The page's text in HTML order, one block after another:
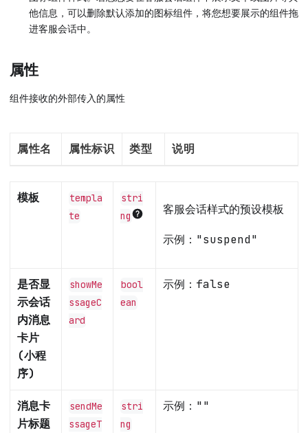
他信息，可以删除默认添加的图标组件，将您想要展示的组件拖
进客服会话中。
属性
组件接收的外部传入的属性
属性名 属性标识 类型 说明
模板
templa
te
stri
ng
客服会话样式的预设模板
示例： "suspend"
是否显
示会话
内消息
卡片
(小程
序)
showMe
ssageC
ard
bool
ean
示例： false
消息卡
片标题
sendMe
ssageT
stri
ng
示例： ""